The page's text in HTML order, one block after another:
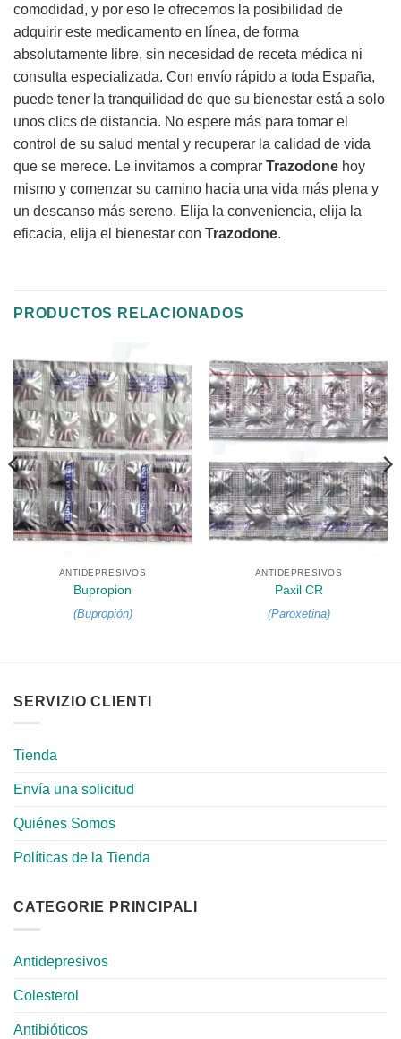
comodidad, y por eso le ofrecemos la posibilidad de
adquirir este medicamento en línea, de forma
absolutamente libre, sin necesidad de receta médica ni
consulta especializada. Con envío rápido a toda España,
puede tener la tranquilidad de que su bienestar está a solo
unos clics de distancia. No espere más para tomar el
control de su salud mental y recuperar la calidad de vida
que se merece. Le invitamos a comprar Trazodone hoy
mismo y comenzar su camino hacia una vida más plena y
un descanso más sereno. Elija la conveniencia, elija la
eficacia, elija el bienestar con Trazodone.
PRODUCTOS RELACIONADOS
ANTIDEPRESIVOS
Bupropion
(Bupropión)
ANTIDEPRESIVOS
Paxil CR
(Paroxetina)
SERVIZIO CLIENTI
Tienda
Envía una solicitud
Quiénes Somos
Políticas de la Tienda
CATEGORIE PRINCIPALI
Antidepresivos
Colesterol
Antibióticos